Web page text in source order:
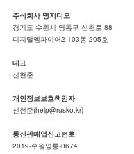
주식회사 명지디오
경기도 수원시 영통구 신원로 88
디지털엠파이어2 103동 205호
대표
신현준
개인정보보호책임자
신현준(help@rusko.kr)
통신판매업신고번호
2019-수원영통-0674